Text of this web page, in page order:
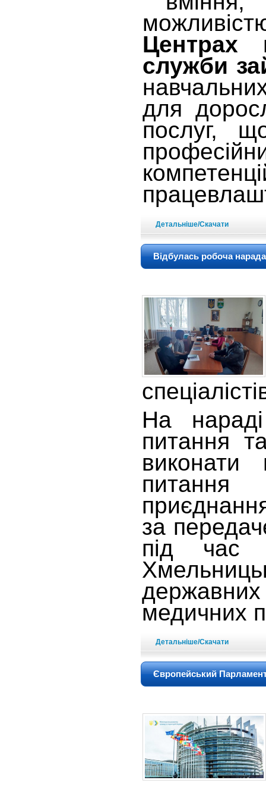
Центрах
служби
для
послуг,
Детальніше/Скачати
Відбулась робоча
На нараді
питання
питання
за
під час
медичних
Детальніше/Скачати
Європейський